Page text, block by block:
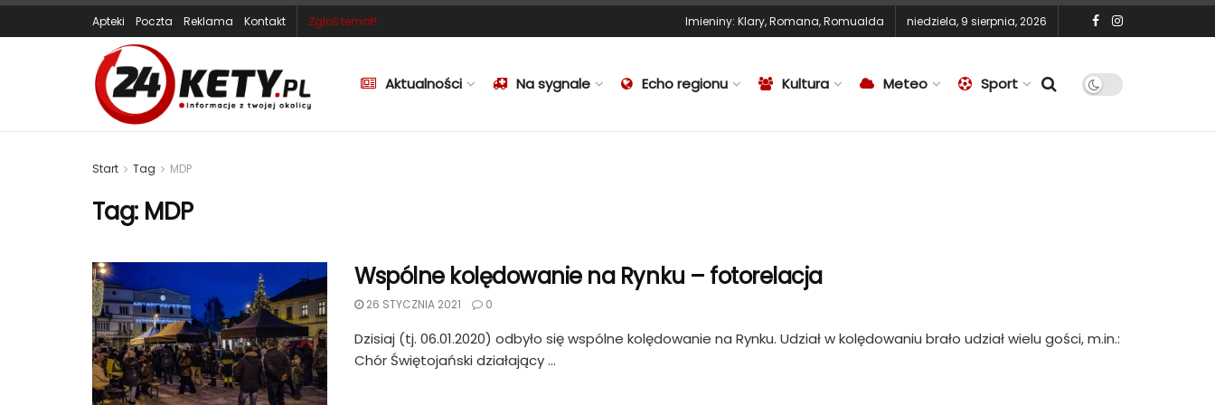
Apteki Poczta Reklama Kontakt Zgłoś temat! Imieniny: Klary,Romana,Romualda niedziela, 9 sierpnia, 2026
Aktualności Na sygnale Echo regionu Kultura Meteo Sport
Start Tag MDP
Tag: MDP
Wspólne kolędowanie na Rynku – fotorelacja
26 STYCZNIA 2021 0
Dzisiaj (tj. 06.01.2020) odbyło się wspólne kolędowanie na Rynku. Udział w kolędowaniu brało udział wielu gości, m.in.:
Chór Świętojański działający ...